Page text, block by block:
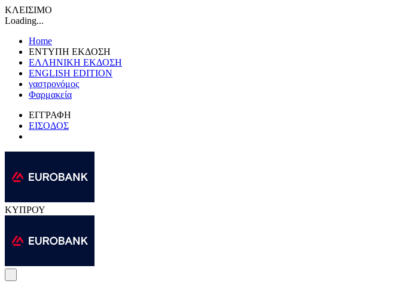
ΚΛΕΙΣΙΜΟ
Loading...
Home
ΕΝΤΥΠΗ ΕΚΔΟΣΗ
ΕΛΛΗΝΙΚΗ ΕΚΔΟΣΗ
ENGLISH EDITION
γαστρονόμος
Φαρμακεία
ΕΓΓΡΑΦΗ
ΕΙΣΟΔΟΣ
ΚΥΠΡΟΥ